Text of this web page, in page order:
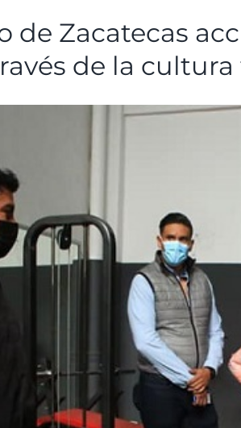
de Zacatecas
de la